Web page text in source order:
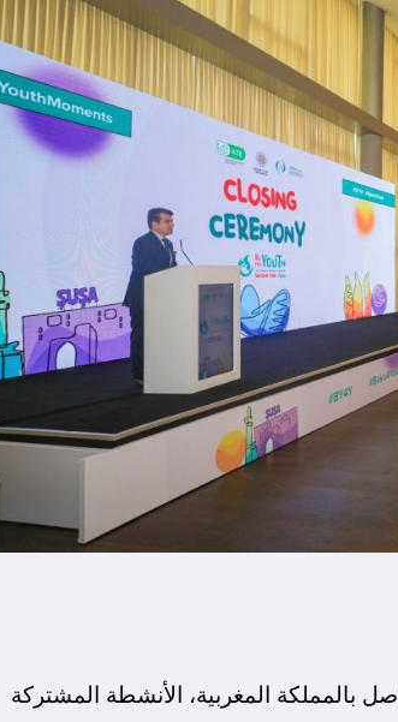
بالمملكة المغربية، الأنشطة المشتركة